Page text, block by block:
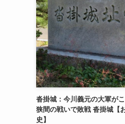
沓掛城：今川義元の大軍が
狭間の戦いで敗戦 沓掛城【
史】